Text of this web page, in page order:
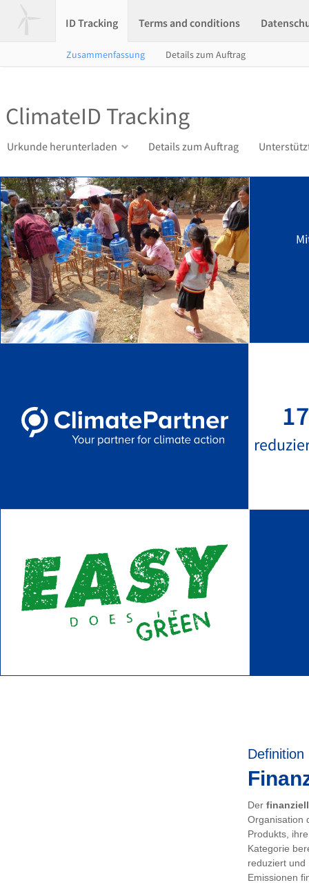
ID Tracking Terms and conditions
Zusammenfassung Details zum Auftrag
ClimateID Tracking
Urkunde herunterladen Details zum Auftrag
Definition
Der
Organisation
Produkts,
Kategorie
reduziert und
Emissionen